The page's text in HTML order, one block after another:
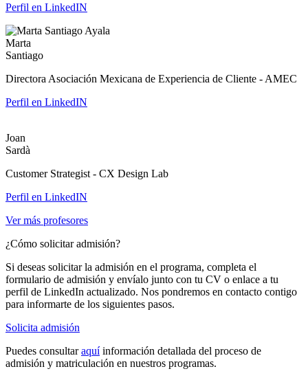
Perfil en LinkedIN
Marta
Santiago
Directora Asociación Mexicana de Experiencia de Cliente - AMEC
Perfil en LinkedIN
Joan
Sardà
Customer Strategist - CX Design Lab
Perfil en LinkedIN
Ver más profesores
¿Cómo solicitar admisión?
Si deseas solicitar la admisión en el programa, completa el
formulario de admisión y envíalo junto con tu CV o enlace a tu
perfil de LinkedIn actualizado. Nos pondremos en contacto contigo
para informarte de los siguientes pasos.
Solicita admisión
Puedes consultaraquíinformación detallada del proceso de
admisión y matriculación en nuestros programas.